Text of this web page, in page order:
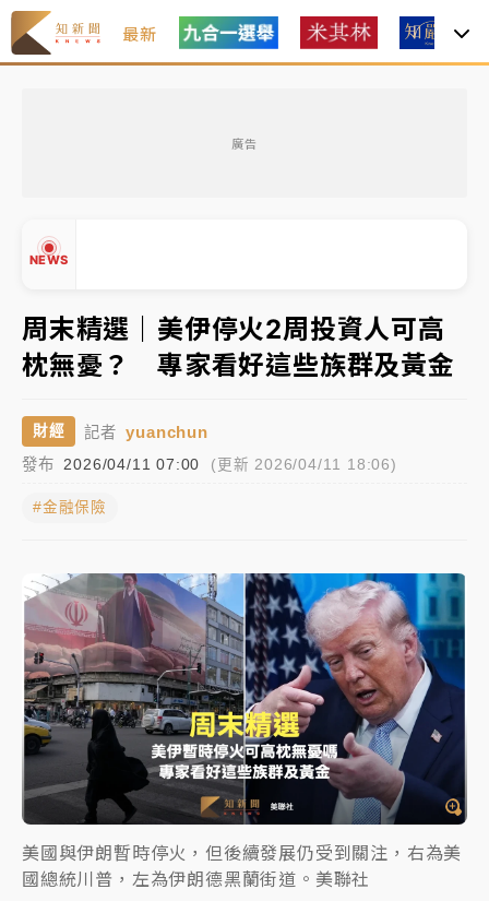
最新
廣告
NEWS
中信慈善基金會想增加董事人數！辜仲諒向法院聲請遭
駁 理由曝光
故宮《龍藏經》特展第2檔！今線上預約開賣一度塞車
周六起展出延長至晚上7時
台東農業處長涉圖利渡假村！東檢抗告成功 今重開羈
父親節泡湯了！中颱白海豚雨彈轟3天 「紅到發紫」降
雨熱區曝
暑假過三周才推「E宿新北打卡趣」！抽獎程序複雜 觀
旅局回應了
中信慈善基金會想增加董事人數！辜仲諒向法院聲請遭
駁 理由曝光
故宮《龍藏經》特展第2檔！今線上預約開賣一度塞車
周六起展出延長至晚上7時
台東農業處長涉圖利渡假村！東檢抗告成功 今重開羈
押庭
父親節泡湯了！中颱白海豚雨彈轟3天 「紅到發紫」降
周末精選｜美伊停火2周投資人可高
枕無憂？ 專家看好這些族群及黃金
財經 記者 yuanchun
發布 2026/04/11 07:00 (更新 2026/04/11 18:06)
#金融保險
美國與伊朗暫時停火，但後續發展仍受到關注，右為美
國總統川普，左為伊朗德黑蘭街道。美聯社